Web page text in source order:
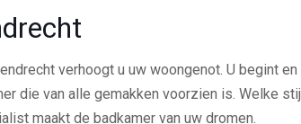
verhoogt u uw woongenot. U begint en
die van alle gemakken voorzien is. Welke stijl
maakt de badkamer van uw dromen.